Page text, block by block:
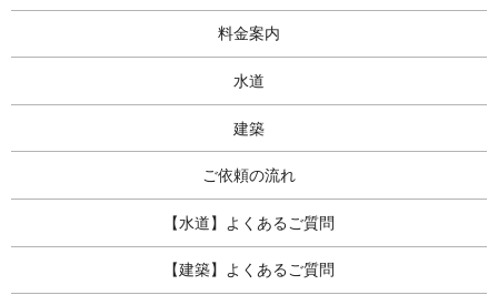
料金案内
水道
建築
ご依頼の流れ
【水道】よくあるご質問
【建築】よくあるご質問